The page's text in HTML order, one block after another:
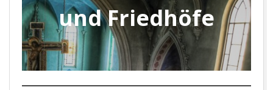
und Friedhöfe